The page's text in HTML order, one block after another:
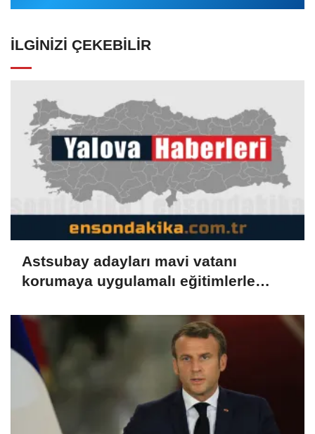
İLGINIZI ÇEKEBILIR
Astsubay adayları mavi vatanı
korumaya uygulamalı eğitimlerle